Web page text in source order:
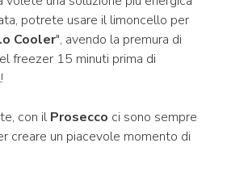
potrete usare il limoncello per
Cooler", avendo la premura di
freezer 15 minuti prima di
con ilProsecco ci sono sempre
creare un piacevole momento di